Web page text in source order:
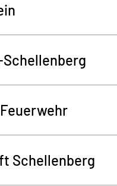
Schellenberg
Schellenberg